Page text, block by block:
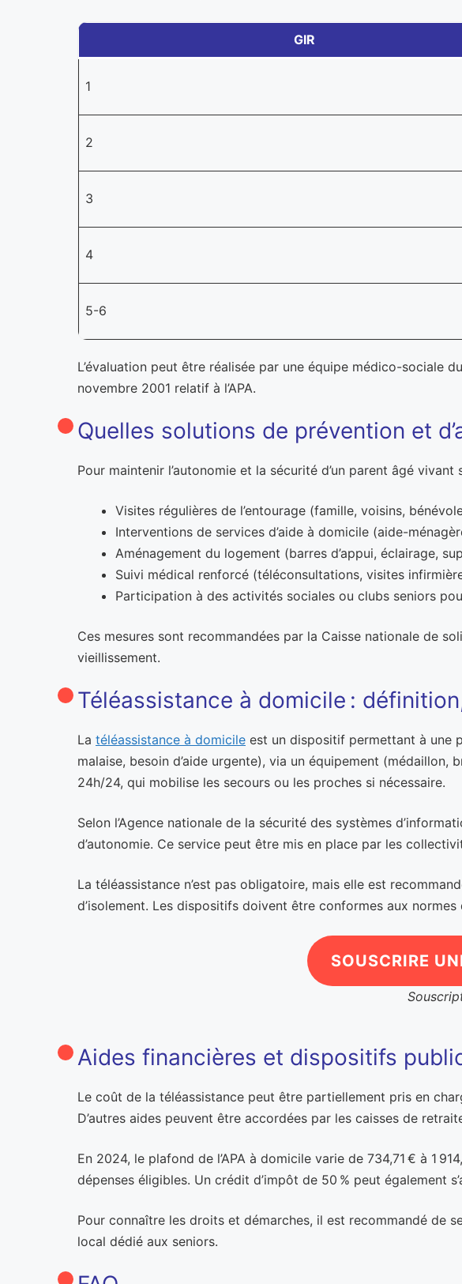
GIR
1
2
3
4
5-6
L’évaluation peut être réalisée par une équipe médico-sociale
novembre 2001 relatif à l’APA.
Quelles solutions de prévention et
Pour maintenir l’autonomie et la sécurité d’un parent âgé
Visites régulières de l’entourage (famille, voisins,
Interventions de services d’aide à domicile (aide-
Aménagement du logement (barres d’appui, éclairage,
Suivi médical renforcé (téléconsultations, visites
Participation à des activités sociales ou clubs seniors
Ces mesures sont recommandées par la Caisse nationale de
vieillissement.
Téléassistance à domicile :
La téléassistance à domicile est un dispositif permettant à une
malaise, besoin d’aide urgente), via un équipement
24h/24, qui mobilise les secours ou les proches si nécessaire.
Selon l’Agence nationale de la sécurité des systèmes
d’autonomie. Ce service peut être mis en place par les
La téléassistance n’est pas obligatoire, mais elle est
d’isolement. Les dispositifs doivent être conformes aux normes
SOUSCRIRE
Aides financières et dispositifs
Le coût de la téléassistance peut être partiellement pris en
D’autres aides peuvent être accordées par les caisses de
En 2024, le plafond de l’APA à domicile varie de 734,71 € à 1
dépenses éligibles. Un crédit d’impôt de 50 % peut également
Pour connaître les droits et démarches, il est recommandé de
local dédié aux seniors.